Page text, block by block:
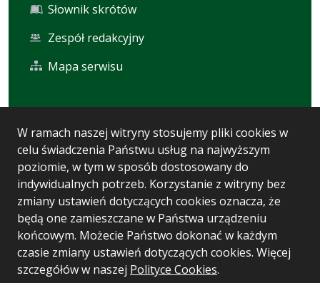
W ramach naszej witryny stosujemy pliki cookies w
celu świadczenia Państwu usług na najwyższym
poziomie, w tym w sposób dostosowany do
indywidualnych potrzeb. Korzystanie z witryny bez
zmiany ustawień dotyczących cookies oznacza, że
będą one zamieszczane w Państwa urządzeniu
końcowym. Możecie Państwo dokonać w każdym
czasie zmiany ustawień dotyczących cookies. Więcej
szczegółów w naszej Polityce Cookies.
Słownik skrótów
Zespół redakcyjny
Mapa serwisu
Statystyki oglądalności
Ostatnio dodane
Polityka prywatności
Wersja systemu: 5.7.0 [93]